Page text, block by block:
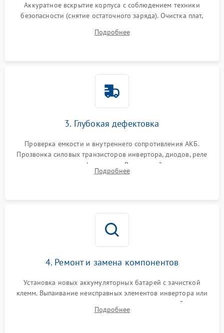
Аккуратное вскрытие корпуса с соблюдением техники
безопасности (снятие остаточного заряда). Очистка плат,
и кистей для предотвращения перегрева и замыканий.
Подробнее
3. Глубокая дефектовка
Проверка емкости и внутреннего сопротивления АКБ.
Прозвонка силовых транзисторов инвертора, диодов, реле
переключения и трансформатора. Визуальный поиск вздутых
конденсаторов и прогаров на печатной плате.
Подробнее
4. Ремонт и замена компонентов
Установка новых аккумуляторных батарей с зачисткой
клемм. Выпаивание неисправных элементов инвертора или
цепи зарядки и монтаж новых радиодеталей.
Восстановление поврежденных токоведущих дорожек и
Подробнее